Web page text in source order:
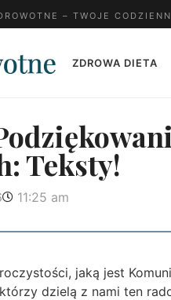
– TWOJE
ZDROWA DIETA
Teksty!
11:25 am
jaką jest
dzielą z nami ten